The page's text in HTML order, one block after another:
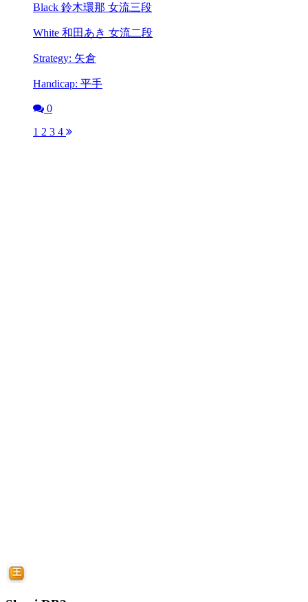
Black 鈴木環那 女流三段
White 和田あき 女流二段
Strategy: 矢倉
Handicap: 平手
0
1 2 3 4